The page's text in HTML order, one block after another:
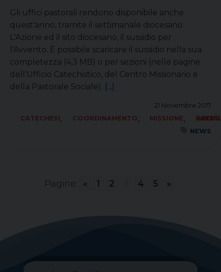
Gli uffici pastorali rendono disponibile anche
quest'anno, tramite il settimanale diocesano
L'Azione ed il sito diocesano, il sussidio per
l'Avvento. È possibile scaricare il sussidio nella sua
completezza (4,3 MB) o per sezioni (nelle pagine
dell'Ufficio Catechistico, del Centro Missionario e
della Pastorale Sociale). [...]
21 Novembre 2017
CATECHESI, COORDINAMENTO, MISSIONE,
SOCIALE LAVORO PACE
NEWS
Pagine: « 1 2 4 5 »